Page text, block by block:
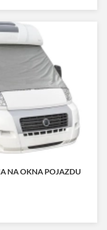
NA OKNA POJAZDU